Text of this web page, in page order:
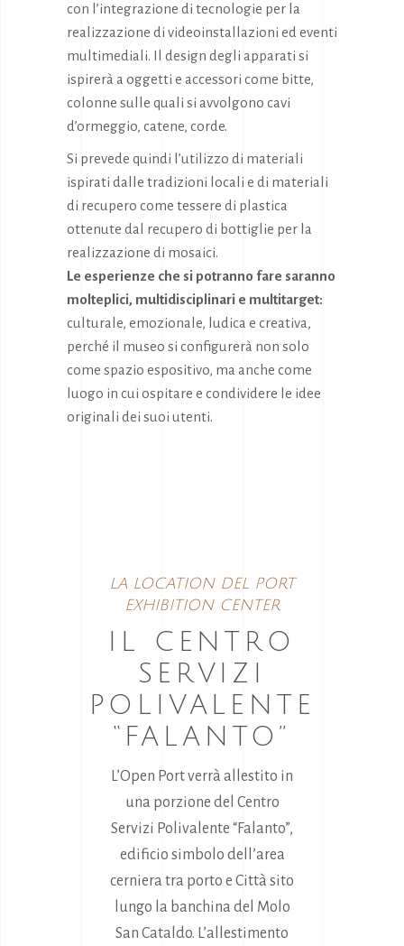
con l’integrazione di tecnologie per la
realizzazione di videoinstallazioni ed eventi
multimediali. Il design degli apparati si
ispirerà a oggetti e accessori come bitte,
colonne sulle quali si avvolgono cavi
d’ormeggio, catene, corde.
Si prevede quindi l’utilizzo di materiali
ispirati dalle tradizioni locali e di materiali
di recupero come tessere di plastica
ottenute dal recupero di bottiglie per la
realizzazione di mosaici.
Le esperienze che si potranno fare saranno
molteplici, multidisciplinari e multitarget:
culturale, emozionale, ludica e creativa,
perché il museo si configurerà non solo
come spazio espositivo, ma anche come
luogo in cui ospitare e condividere le idee
originali dei suoi utenti.
LA LOCATION DEL PORT
EXHIBITION CENTER
IL CENTRO
SERVIZI
POLIVALENTE
“FALANTO”
L’Open Port verrà allestito in
una porzione del Centro
Servizi Polivalente “Falanto”,
edificio simbolo dell’area
cerniera tra porto e Città sito
lungo la banchina del Molo
San Cataldo. L’allestimento